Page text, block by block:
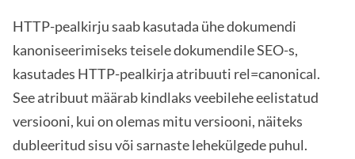
HTTP-pealkirju saab kasutada ühe dokumendi
kanoniseerimiseks teisele dokumendile SEO-s,
kasutades HTTP-pealkirja atribuuti rel=canonical.
See atribuut määrab kindlaks veebilehe eelistatud
versiooni, kui on olemas mitu versiooni, näiteks
dubleeritud sisu või sarnaste lehekülgede puhul.